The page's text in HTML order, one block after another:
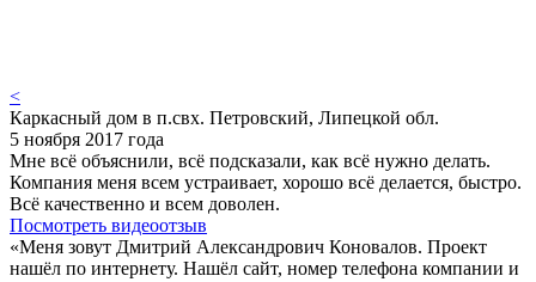
<
Каркасный дом в п.свх. Петровский, Липецкой обл.
5 ноября 2017 года
Мне всё объяснили, всё подсказали, как всё нужно делать.
Компания меня всем устраивает, хорошо всё делается, быстро.
Всё качественно и всем доволен.
Посмотреть видеоотзыв
«Меня зовут Дмитрий Александрович Коновалов. Проект
нашёл по интернету. Нашёл сайт, номер телефона компании и